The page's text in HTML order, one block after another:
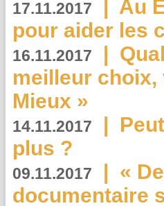
17.11.2017 | Au
pour aider les
16.11.2017 |
meilleur choix,
Mieux »
14.11.2017 |
plus ?
09.11.2017 | «
documentaire